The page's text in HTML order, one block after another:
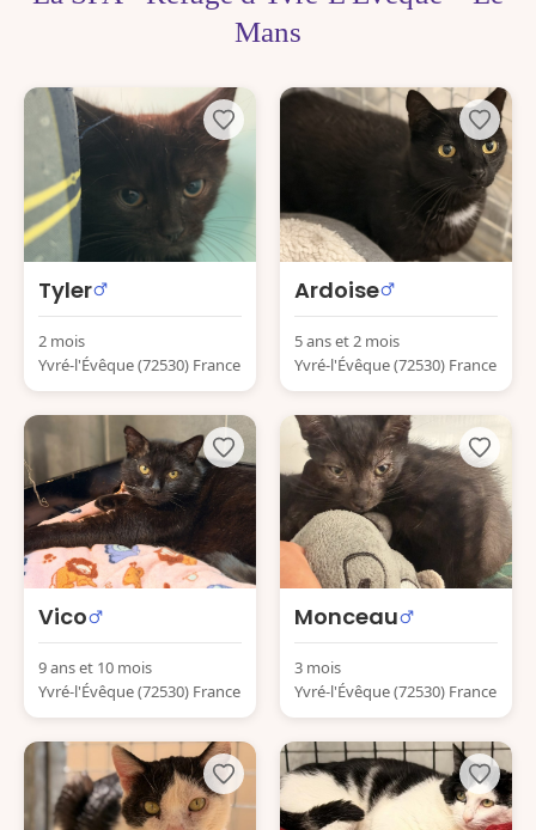
Mans
Tyler
2 mois
Yvré-l'Évêque (72530) France
Ardoise
5 ans et 2 mois
Yvré-l'Évêque (72530) France
Vico
9 ans et 10 mois
Yvré-l'Évêque (72530) France
Monceau
3 mois
Yvré-l'Évêque (72530) France